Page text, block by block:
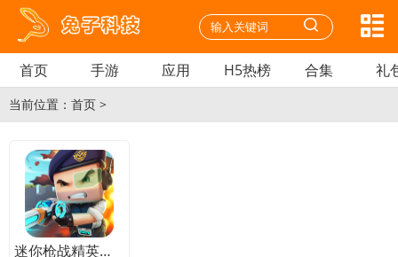
首页 手游 应用 H5热榜 合集 礼
当前位置： 首页 >
迷你枪战精英安卓